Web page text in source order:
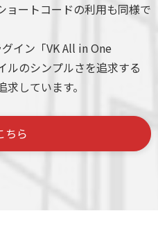
ョートコードの利用も同様で
イン「VK All in One
ルのシンプルさを追求する
しています。
ちら